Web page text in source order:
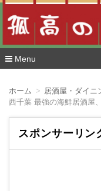
Menu
ホーム
居酒屋・ダイニ
西千葉 最強の海鮮居酒屋
スポンサーリン